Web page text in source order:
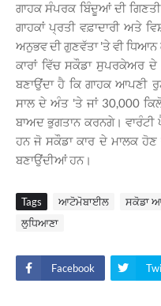
ਗਾਹਕ ਸੰਪਰਕ ਬਿੰਦੂਆਂ ਦੀ
ਗਾਹਕਾਂ ਪ੍ਰਤੀ ਵਫ਼ਾਦਾਰੀ ਅਤੇ
ਅਨੁਭਵ ਦੀ ਗੁਣਵੱਤਾ 'ਤੇ ਵੀ
ਕਾਰਾਂ ਵਿੱਚ ਸਕੌਡਾ ਸੁਪਰਕੇਅਰ
ਬਣਾਉਂਦਾ ਹੈ ਕਿ ਗਾਹਕ ਆਪਣੀ
ਸਾਲ ਦੇ ਅੰਤ 'ਤੇ ਜਾਂ 30,000
ਬਾਅਦ ਭੁਗਤਾਨ ਕਰਨਗੇ।
ਹਨ ਜੋ ਸਕੌਡਾ ਕਾਰ ਦੇ ਮਾਲਕ ਹੋਣ
ਬਣਾਉਂਦੀਆਂ ਹਨ।
Tags ਆਟੋਮੋਬਾਈਲ ਸਕੋਡਾ
ਲੁਧਿਆਣਾ
Facebook